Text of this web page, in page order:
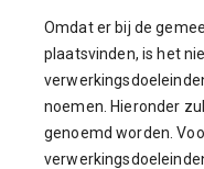
Omdat er bij de
plaatsvinden, is het
noemen. Hieronder
genoemd worden.